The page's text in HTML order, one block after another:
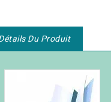
Du Produit